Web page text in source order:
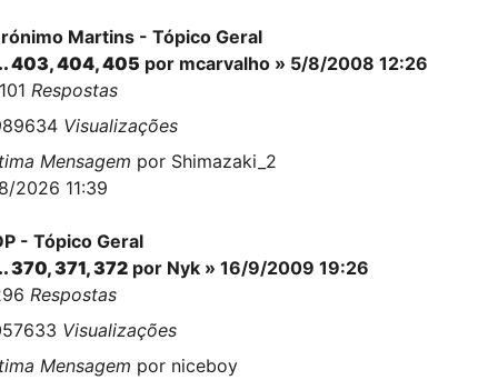
Martins - Tópico Geral
403,404,405 por mcarvalho » 5/8/2008 12:26
Respostas
Visualizações
Mensagem por Shimazaki_2
2026 11:39
- Tópico Geral
370,371,372 por Nyk » 16/9/2009 19:26
Respostas
Visualizações
Mensagem por niceboy